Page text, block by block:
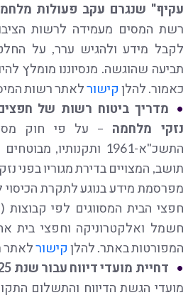
עקיף" שנגרם עקב פעולות
רשת המסים מעמידה לרשות
לקבל מידע ולהגיש ערר, על
תביעה שהוגשה. מנסיוננו מומלץ
כאמור. להלן קישורלאתר רשות
מדריך ביטוח רשות של
נזקי מלחמה – על פי חוק מס
התשכ"א-1961 ותקנותיו,
תושב, המצויים בדירת מגוריו בפני
מפרסמת מידע בנוגע לתקרת
חפצי הבית המסווגים לפי קבוצות
חשמל ואלקטרוניקה וחפצי בית
המפורטות באתר. להלן קישורלאתר
דחיית מועדי דיווח עבור שנת 2025